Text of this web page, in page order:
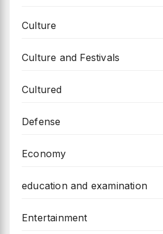
Culture
Culture and Festivals
Cultured
Defense
Economy
education and examination
Entertainment